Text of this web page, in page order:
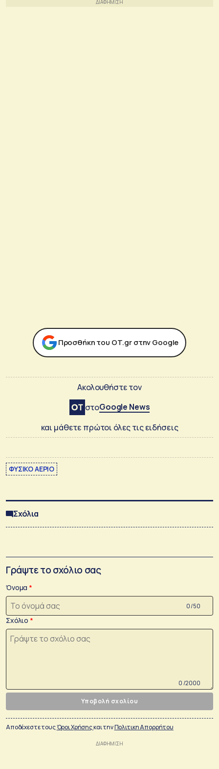
Προσθήκη του ΟΤ.gr στην Google
Ακολουθήστε τον
στοGoogle News
και μάθετε πρώτοι όλες τις ειδήσεις
ΦΥΣΙΚΟ ΑΕΡΙΟ
Σχόλια
Γράψτε το σχόλιο σας
Όνομα
0 /50
Σχόλιο
0 /2000
Υποβολή σχολίου
Αποδέχεστε τουςΌροι Χρήσηςκαι τηνΠολιτικη Απορρήτου